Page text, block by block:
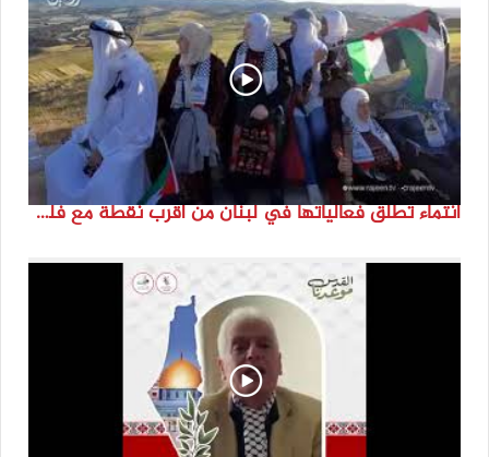
انتماء تطلق فعالياتها في لبنان من أقرب نقطة مع فلسطين المحتلة في ذكرى النكبة_74تقرير: جنى شحرور